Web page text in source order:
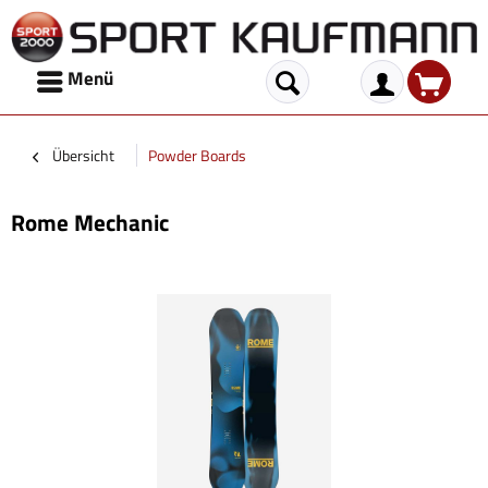
Menü
Übersicht Powder Boards
Rome Mechanic